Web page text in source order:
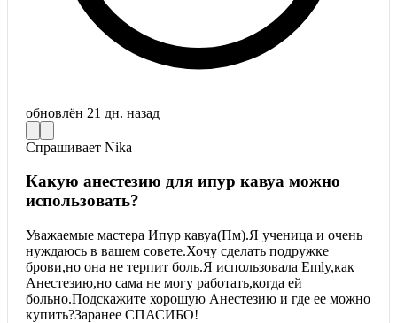
обновлён 21 дн. назад
Спрашивает Nika
Какую анестезию для ипур кавуа можно
использовать?
Уважаемые мастера Ипур кавуа(Пм).Я ученица и очень
нуждаюсь в вашем совете.Хочу сделать подружке
брови,но она не терпит боль.Я использовала Emly,как
Анестезию,но сама не могу работать,когда ей
больно.Подскажите хорошую Анестезию и где ее можно
купить?Заранее СПАСИБО!